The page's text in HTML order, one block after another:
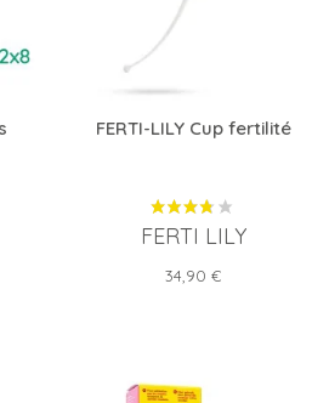
FERTI-LILY Cup fertilité
FERTI LILY
Prix
34,90 €